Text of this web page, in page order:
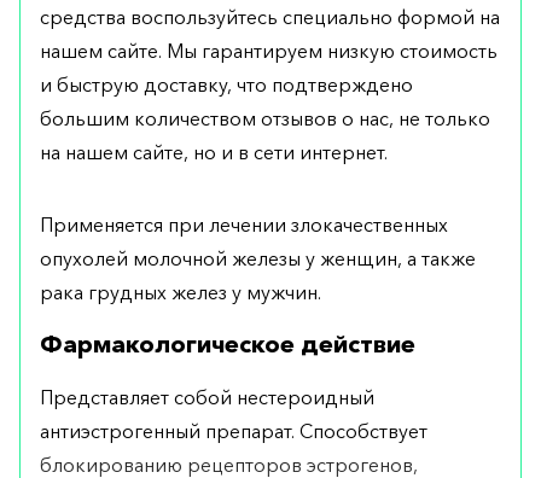
средства воспользуйтесь специально формой на
нашем сайте. Мы гарантируем низкую стоимость
и быструю доставку, что подтверждено
большим количеством отзывов о нас, не только
на нашем сайте, но и в сети интернет.
Применяется при лечении злокачественных
опухолей молочной железы у женщин, а также
рака грудных желез у мужчин.
Фармакологическое действие
Представляет собой нестероидный
антиэстрогенный препарат. Способствует
блокированию рецепторов эстрогенов,